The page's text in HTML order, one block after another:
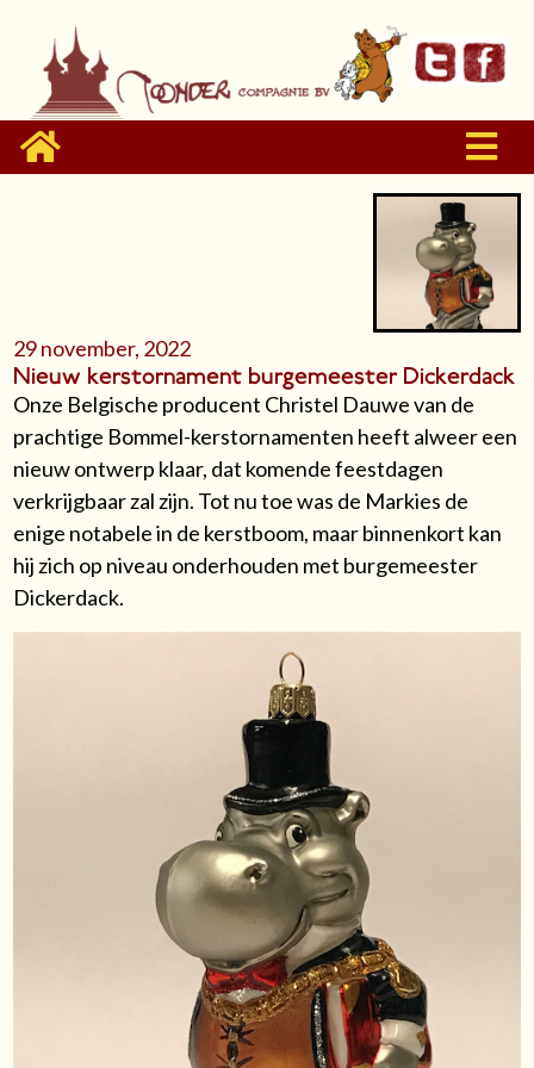
29 november, 2022
Nieuw kerstornament burgemeester Dickerdack
Onze Belgische producent Christel Dauwe van de
prachtige Bommel-kerstornamenten heeft alweer een
nieuw ontwerp klaar, dat komende feestdagen
verkrijgbaar zal zijn. Tot nu toe was de Markies de
enige notabele in de kerstboom, maar binnenkort kan
hij zich op niveau onderhouden met burgemeester
Dickerdack.